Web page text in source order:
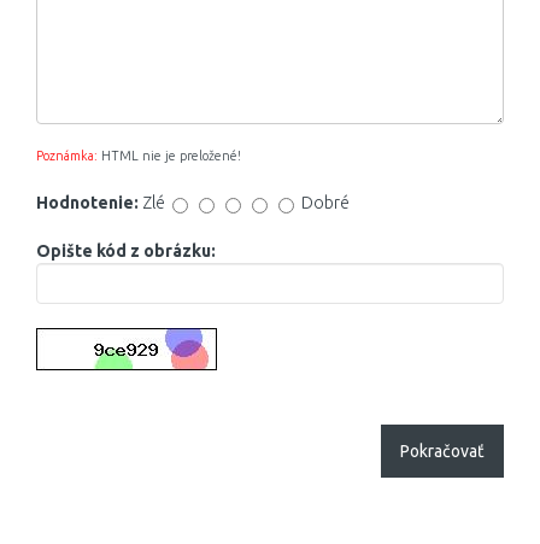
Poznámka: HTML nie je preložené!
Hodnotenie: Zlé Dobré
Opište kód z obrázku:
Pokračovať